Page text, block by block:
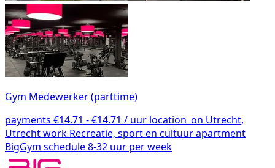
Gym Medewerker (parttime)
payments €14.71 - €14.71 / uur location_on Utrecht,
Utrechtwork Recreatie, sport en cultuurapartment
BigGym schedule8-32 uur per week